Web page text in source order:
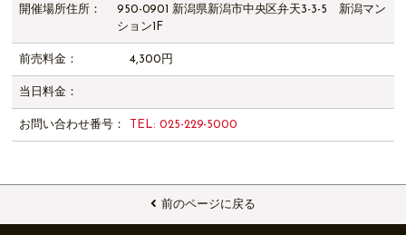
開催場所住所：
950-0901 新潟県新潟市中央区弁天3-3-5 新潟マン
ション1F
前売料金： 4,300円
当日料金：
お問い合わせ番号： TEL: 025-229-5000
前のページに戻る